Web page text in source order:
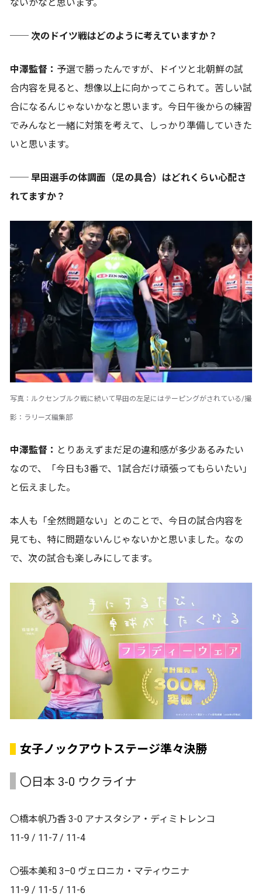
ないかなと思います。
── 次のドイツ戦はどのように考えていますか？
中澤監督： 予選で勝ったんですが、ドイツと北朝鮮の試
合内容を見ると、想像以上に向かってこられて。苦しい試
合になるんじゃないかなと思います。今日午後からの練習
でみんなと一緒に対策を考えて、しっかり準備していきた
いと思います。
── 早田選手の体調面（足の具合）はどれくらい心配さ
れてますか？
写真：ルクセンブルク戦に続いて早田の左足にはテーピングがされている/撮
影：ラリーズ編集部
中澤監督： とりあえずまだ足の違和感が多少あるみたい
なので、「今日も3番で、1試合だけ頑張ってもらいたい」
と伝えました。
本人も「全然問題ない」とのことで、今日の試合内容を
見ても、特に問題ないんじゃないかと思いました。なの
で、次の試合も楽しみにしてます。
女子ノックアウトステージ準々決勝
〇日本 3-0 ウクライナ
〇橋本帆乃香 3-0 アナスタシア・ディミトレンコ
11-9 / 11-7 / 11-4
〇張本美和 3–0 ヴェロニカ・マティウニナ
11-9 / 11-5 / 11-6